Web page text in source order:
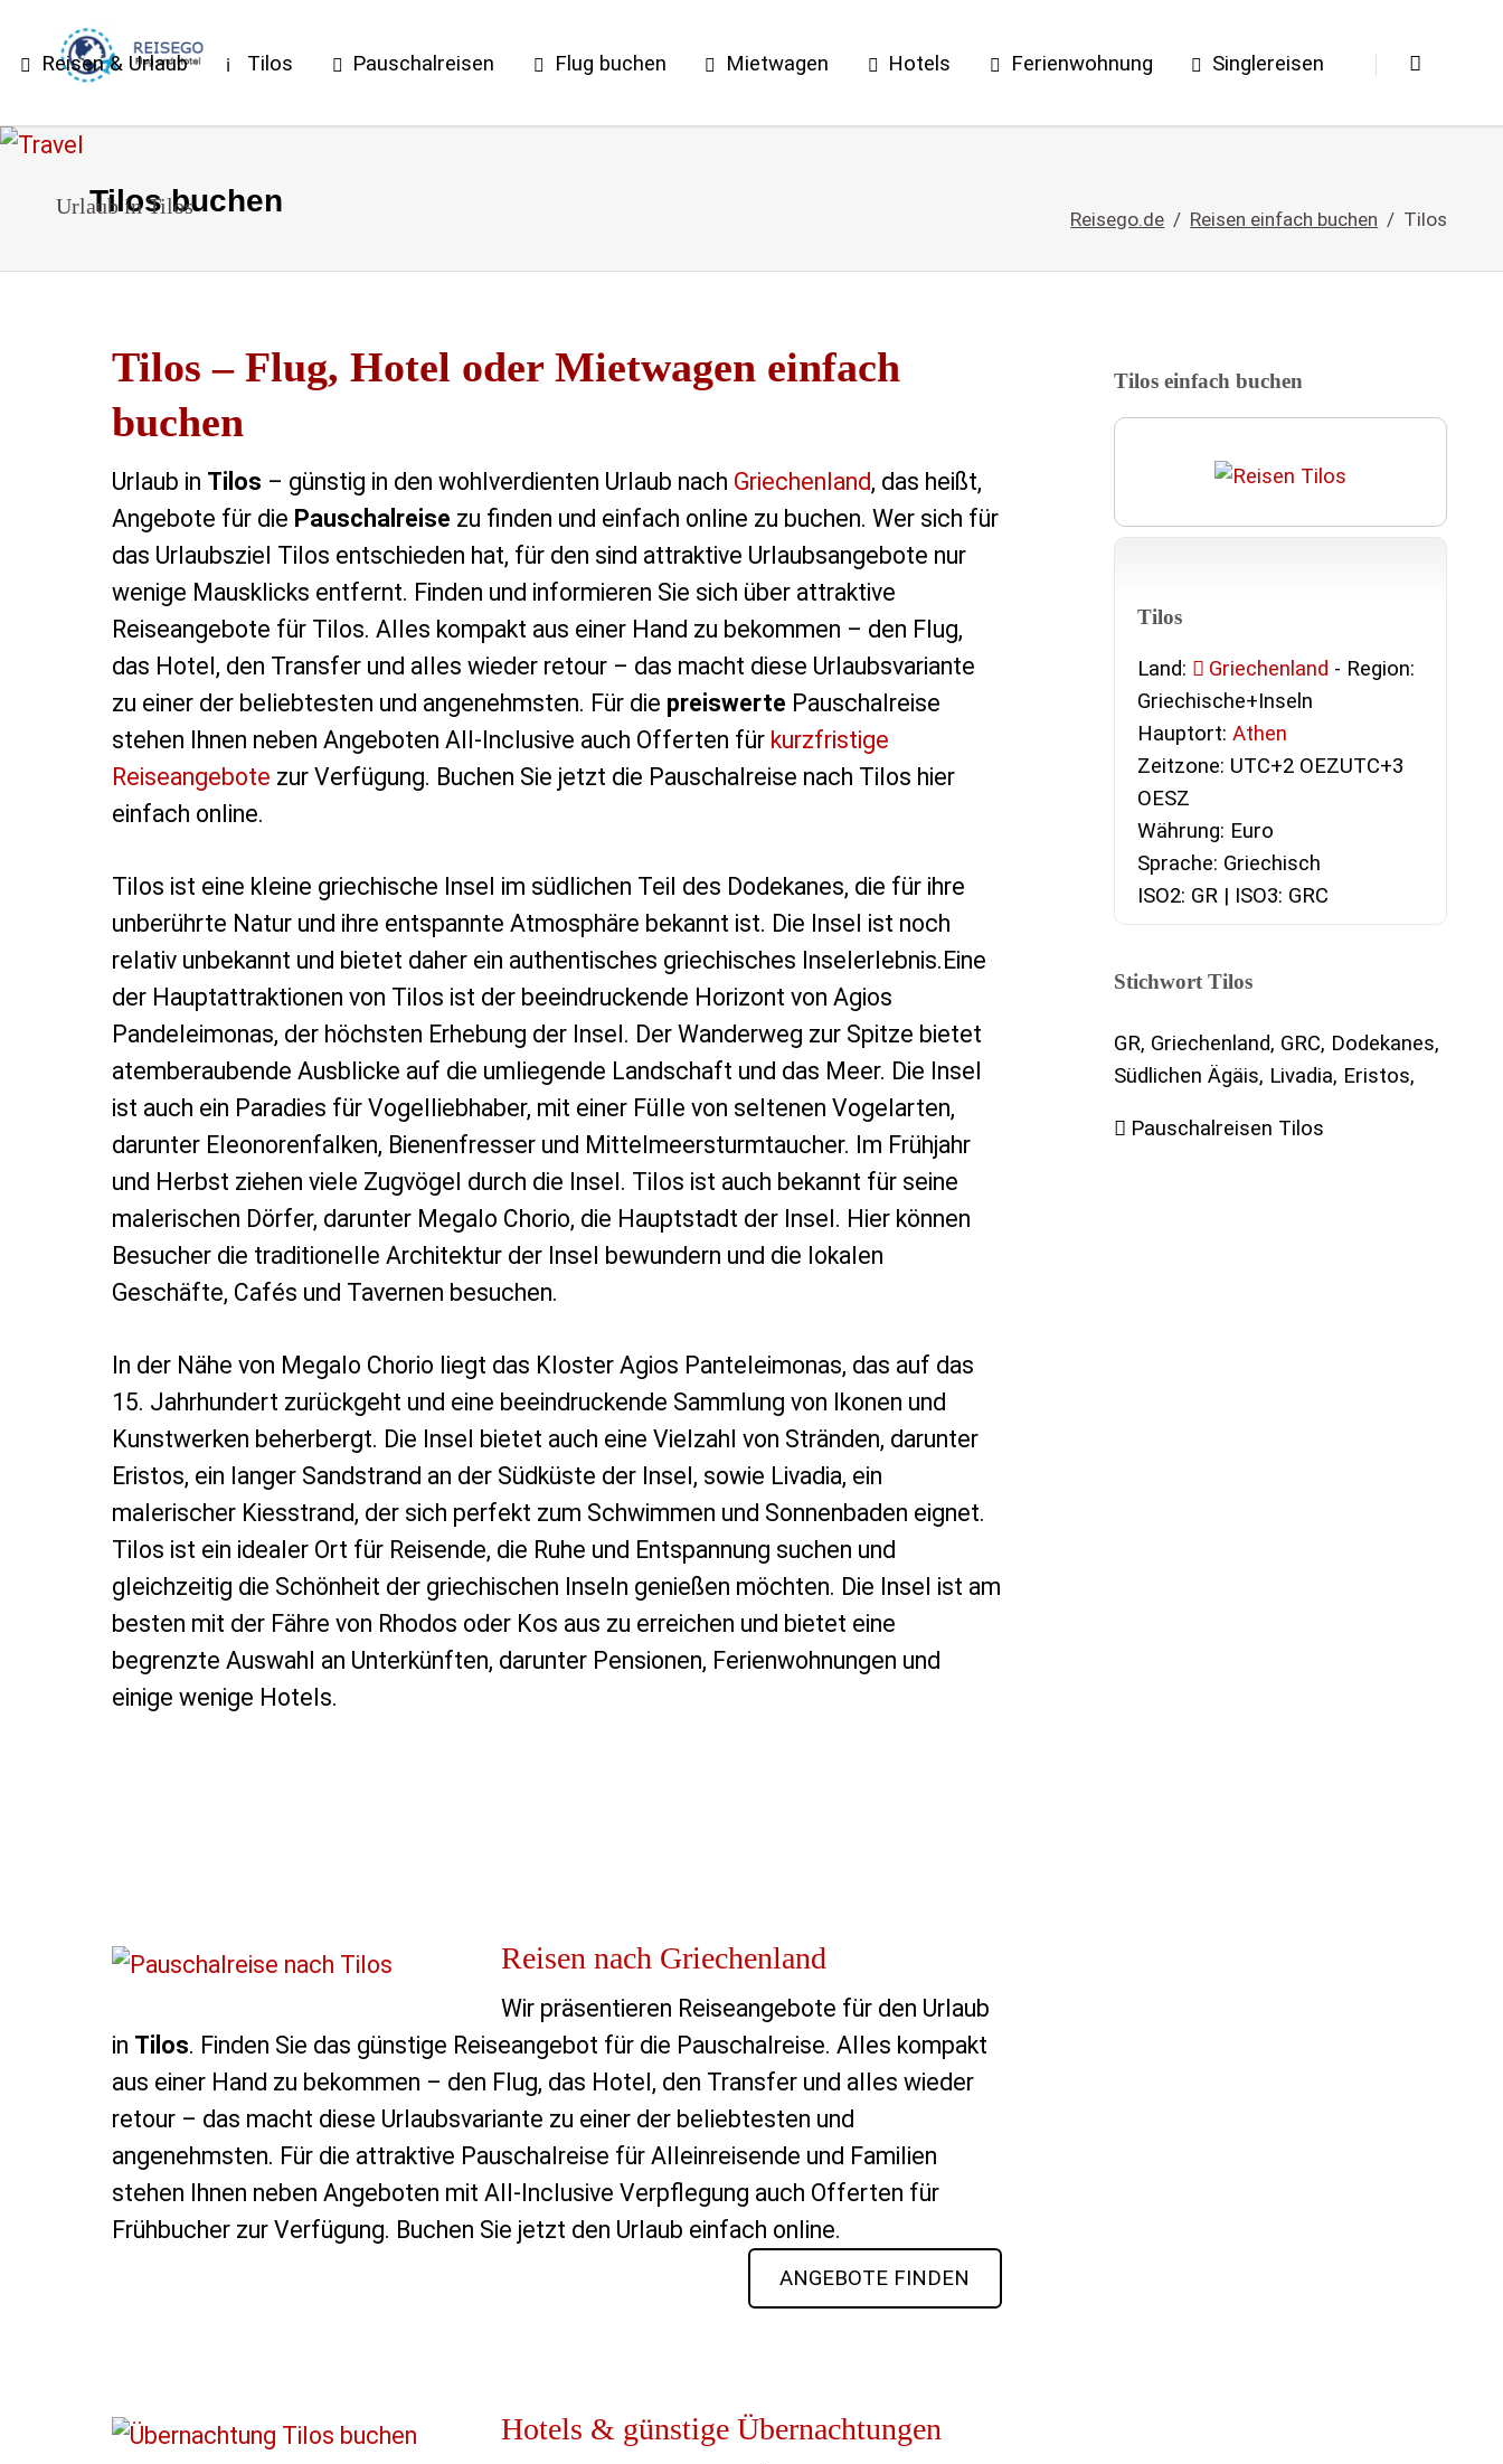
Reisen & Urlaub Tilos Pauschalreisen Flug buchen Mietwagen Hotels Ferienwohnung Singlereisen
Tilos buchen
Urlaub in Tilos
Reisego.de Reisen einfach buchen Tilos
Tilos – Flug, Hotel oder Mietwagen einfach
buchen
Urlaub in Tilos – günstig in den wohlverdienten Urlaub nach Griechenland, das heißt,
Angebote für die Pauschalreise zu finden und einfach online zu buchen. Wer sich für
das Urlaubsziel Tilos entschieden hat, für den sind attraktive Urlaubsangebote nur
wenige Mausklicks entfernt. Finden und informieren Sie sich über attraktive
Reiseangebote für Tilos. Alles kompakt aus einer Hand zu bekommen – den Flug,
das Hotel, den Transfer und alles wieder retour – das macht diese Urlaubsvariante
zu einer der beliebtesten und angenehmsten. Für die preiswerte Pauschalreise
stehen Ihnen neben Angeboten All-Inclusive auch Offerten für kurzfristige
Reiseangebote zur Verfügung. Buchen Sie jetzt die Pauschalreise nach Tilos hier
einfach online.
Tilos ist eine kleine griechische Insel im südlichen Teil des Dodekanes, die für ihre
unberührte Natur und ihre entspannte Atmosphäre bekannt ist. Die Insel ist noch
relativ unbekannt und bietet daher ein authentisches griechisches Inselerlebnis.Eine
der Hauptattraktionen von Tilos ist der beeindruckende Horizont von Agios
Pandeleimonas, der höchsten Erhebung der Insel. Der Wanderweg zur Spitze bietet
atemberaubende Ausblicke auf die umliegende Landschaft und das Meer. Die Insel
ist auch ein Paradies für Vogelliebhaber, mit einer Fülle von seltenen Vogelarten,
darunter Eleonorenfalken, Bienenfresser und Mittelmeersturmtaucher. Im Frühjahr
und Herbst ziehen viele Zugvögel durch die Insel. Tilos ist auch bekannt für seine
malerischen Dörfer, darunter Megalo Chorio, die Hauptstadt der Insel. Hier können
Besucher die traditionelle Architektur der Insel bewundern und die lokalen
Geschäfte, Cafés und Tavernen besuchen.
In der Nähe von Megalo Chorio liegt das Kloster Agios Panteleimonas, das auf das
15. Jahrhundert zurückgeht und eine beeindruckende Sammlung von Ikonen und
Kunstwerken beherbergt. Die Insel bietet auch eine Vielzahl von Stränden, darunter
Eristos, ein langer Sandstrand an der Südküste der Insel, sowie Livadia, ein
malerischer Kiesstrand, der sich perfekt zum Schwimmen und Sonnenbaden eignet.
Tilos ist ein idealer Ort für Reisende, die Ruhe und Entspannung suchen und
gleichzeitig die Schönheit der griechischen Inseln genießen möchten. Die Insel ist am
besten mit der Fähre von Rhodos oder Kos aus zu erreichen und bietet eine
begrenzte Auswahl an Unterkünften, darunter Pensionen, Ferienwohnungen und
einige wenige Hotels.
Reisen nach Griechenland
Wir präsentieren Reiseangebote für den Urlaub
in Tilos. Finden Sie das günstige Reiseangebot für die Pauschalreise. Alles kompakt
aus einer Hand zu bekommen – den Flug, das Hotel, den Transfer und alles wieder
retour – das macht diese Urlaubsvariante zu einer der beliebtesten und
angenehmsten. Für die attraktive Pauschalreise für Alleinreisende und Familien
stehen Ihnen neben Angeboten mit All-Inclusive Verpflegung auch Offerten für
Frühbucher zur Verfügung. Buchen Sie jetzt den Urlaub einfach online.
ANGEBOTE FINDEN
Hotels & günstige Übernachtungen
Tilos einfach buchen
Tilos
Land: Griechenland - Region:
Griechische+Inseln
Hauptort: Athen
Zeitzone: UTC+2 OEZUTC+3
OESZ
Währung: Euro
Sprache: Griechisch
ISO2: GR | ISO3: GRC
Stichwort Tilos
GR, Griechenland, GRC, Dodekanes,
Südlichen Ägäis, Livadia, Eristos,
Pauschalreisen Tilos